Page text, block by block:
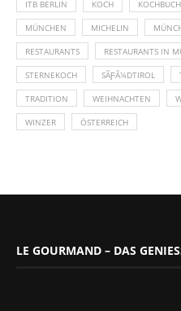
ITB BERLIN KOCH KOCHBUCH
MÜNCHEN MICHELIN
RESTAURANTS RESTAURANTS IN
STERNEKOCH SÃƑÂ¼DTIROL
TRADITION WEIHNACHTEN
WINZER ÖSTERREICH
LE GOURMAND – DAS